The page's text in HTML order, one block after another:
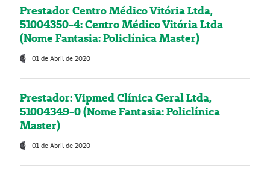
Prestador Centro Médico Vitória Ltda,
51004350-4: Centro Médico Vitória Ltda
(Nome Fantasia: Policlínica Master)
01 de Abril de 2020
Prestador: Vipmed Clínica Geral Ltda,
51004349-0 (Nome Fantasia: Policlínica
Master)
01 de Abril de 2020